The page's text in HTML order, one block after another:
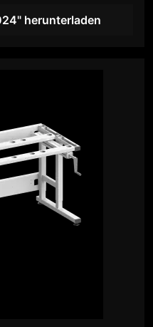
herunterladen